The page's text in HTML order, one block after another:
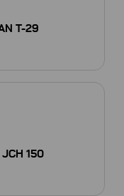
T-29
150